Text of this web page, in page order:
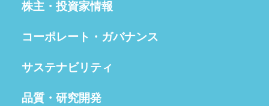
株主・投資家情報
コーポレート・ガバナンス
サステナビリティ
品質・研究開発